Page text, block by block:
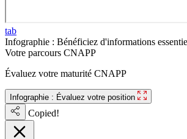
tab
Infographie : Bénéficiez d'informations
Votre parcours CNAPP
Évaluez votre maturité CNAPP
Infographie : Évaluez votre position
Copied!